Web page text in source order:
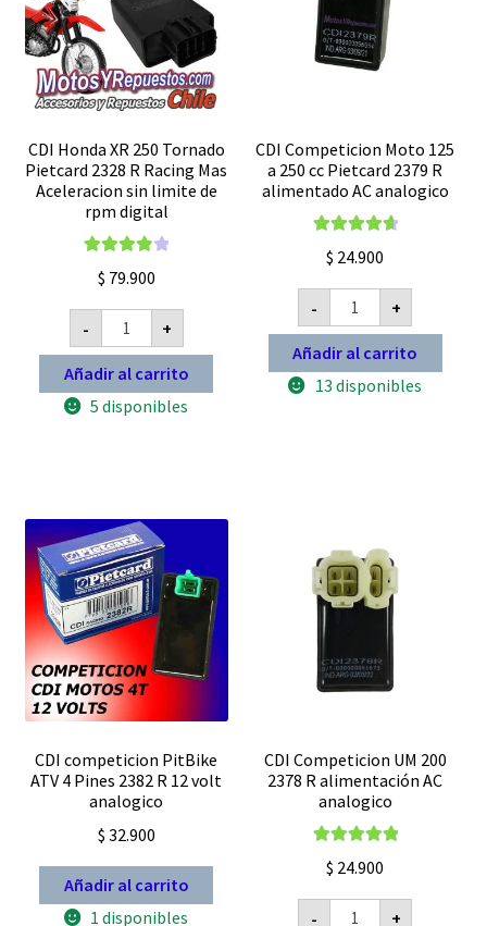
CDI Honda XR 250 Tornado
Pietcard 2328 R Racing Mas
Aceleracion sin limite de
rpm digital
con
de 5
$ 79.900
-
CDI
Honda
XR
250
Tornado
Pietcard
2328
limite
de
rpm
digital
cantidad
+
Añadir al carrito
5 disponibles
CDI Competicion Moto 125
a 250 cc Pietcard 2379 R
alimentado AC analogico
4.80
$ 24.900
-
CDI
Competicion
Moto
125
a
250
+
Añadir al carrito
13 disponibles
CDI competicion PitBike
ATV 4 Pines 2382 R 12 volt
analogico
$ 32.900
Añadir al carrito
1 disponibles
CDI Competicion UM 200
2378 R alimentación AC
analogico
5.00
$ 24.900
-
CDI
+